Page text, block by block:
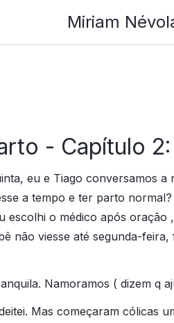
Miriam
- Capítulo
eu e Tiago conversamos a
a tempo e ter parto
escolhi o médico após oração
não viesse até segunda-
Namoramos ( dizem q
Mas começaram cólicas